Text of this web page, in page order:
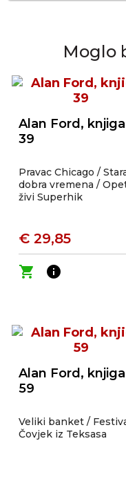
Moglo
Alan Ford, knjiga
39
Pravac Chicago /
dobra vremena /
živi Superhik
€ 29,85
shopping_cart
info
Alan Ford, knjiga
59
Veliki banket /
Čovjek iz Teksasa